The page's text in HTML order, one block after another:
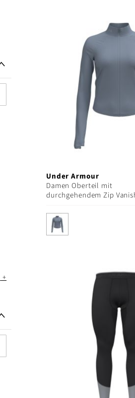
Under Armour
Damen Oberteil mit
durchgehendem Zip